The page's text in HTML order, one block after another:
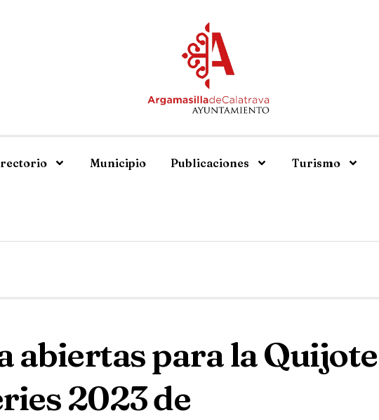
Municipio Publicaciones Turismo
abiertas para la Quijote
2023 de